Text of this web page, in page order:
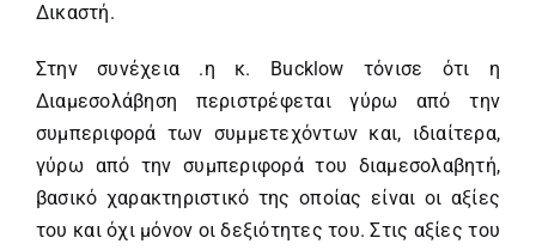
Δικαστή.
Στην συνέχεια .η κ. Bucklow τόνισε ότι η
Διαμεσολάβηση περιστρέφεται γύρω από την
συμπεριφορά των συμμετεχόντων και, ιδιαίτερα,
γύρω από την συμπεριφορά του διαμεσολαβητή,
βασικό χαρακτηριστικό της οποίας είναι οι αξίες
του και όχι μόνον οι δεξιότητες του. Στις αξίες του